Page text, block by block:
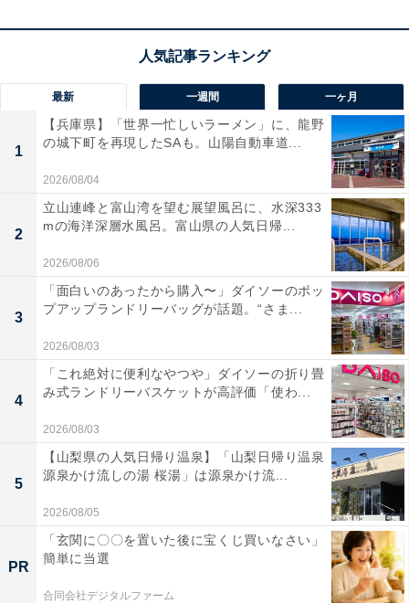
「コンパクトなのにサウンドもよい」。「XK-
330-N」に届いた口コミは？
実際に「XK-330-N」を使用するユーザーからは、どのよ
うな声が届いているのでしょうか。インターネット上で
目立った声を抜粋して紹介します。
コンパクトなのにサウンドもよいので、気に入って
います
この価格帯なら音質も満足です
最新 一週間 一ヶ月
1
【兵庫県】「世界一忙しいラーメン」に、龍野
の城下町を再現したSAも。山陽自動車道...
2026/08/04
2
立山連峰と富山湾を望む展望風呂に、水深333
mの海洋深層水風呂。富山県の人気日帰...
2026/08/06
3
「面白いのあったから購入〜」ダイソーのポッ
プアップランドリーバッグが話題。“さま...
2026/08/03
4
「これ絶対に便利なやつや」ダイソーの折り畳
み式ランドリーバスケットが高評価「使わ...
2026/08/03
5
【山梨県の人気日帰り温泉】「山梨日帰り温泉
源泉かけ流しの湯 桜湯」は源泉かけ流...
2026/08/05
PR
「玄関に〇〇を置いた後に宝くじ買いなさい」
簡単に当選
合同会社デジタルファーム